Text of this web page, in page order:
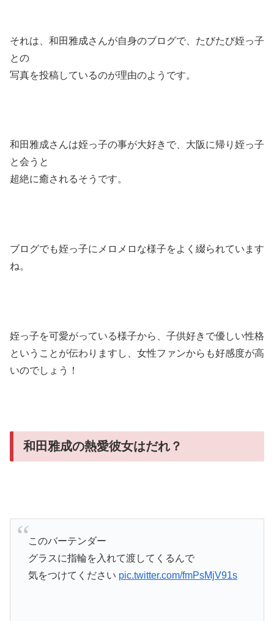
それは、和田雅成さんが自身のブログで、たびたび姪っ子
との
写真を投稿しているのが理由のようです。
和田雅成さんは姪っ子の事が大好きで、大阪に帰り姪っ子
と会うと
超絶に癒されるそうです。
ブログでも姪っ子にメロメロな様子をよく綴られています
ね。
姪っ子を可愛がっている様子から、子供好きで優しい性格
ということが伝わりますし、女性ファンからも好感度が高
いのでしょう！
和田雅成の熱愛彼女はだれ？
このバーテンダー
グラスに指輪を入れて渡してくるんで
気をつけてください pic.twitter.com/fmPsMjV91s